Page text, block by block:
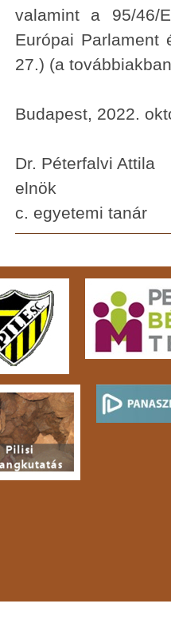
valamint a 95/46/
Európai Parlament
27.) (a
Budapest, 2022.
Dr. Péterfalvi Attila
elnök
c. egyetemi tanár